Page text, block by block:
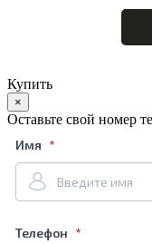
Купить
×
Оставьте свой номер
Имя
Телефон